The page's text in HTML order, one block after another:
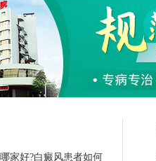
家好?白癜风患者如何